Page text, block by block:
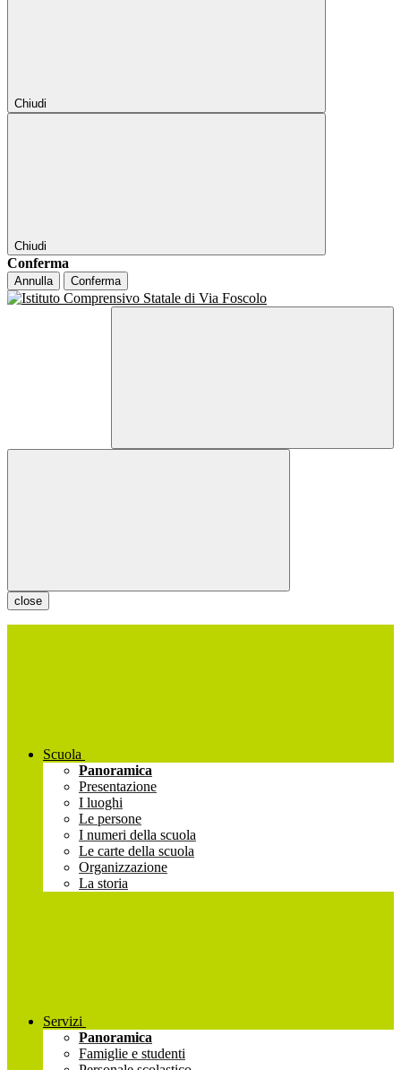
Chiudi
Chiudi
Conferma
Annulla Conferma
close
Scuola
Panoramica
Presentazione
I luoghi
Le persone
I numeri della scuola
Le carte della scuola
Organizzazione
La storia
Servizi
Panoramica
Famiglie e studenti